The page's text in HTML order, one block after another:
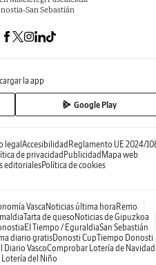
San Sebastián
la app
Google Play
legal Accesibilidad Reglamento UE 2024/
de privacidad Publicidad Mapa web
editorialesPolítica de cookies
Vasca Noticias última hora Remo
Tarta de queso Noticias de Gipuzkoa
El Tiempo / EguraldiaSan Sebastián
diario gratisDonosti CupTiempo Donosti
Diario VascoComprobar Lotería de Navidad
Lotería del Niño